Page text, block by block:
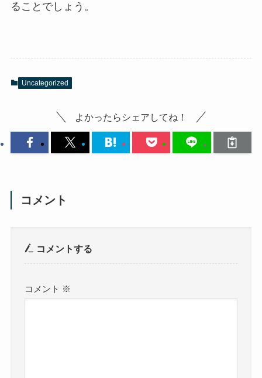
ることでしょう。
Uncategorized
よかったらシェアしてね！
コメント
コメントする
コメント ※